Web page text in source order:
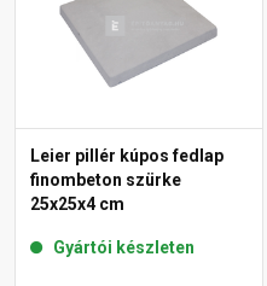
Leier pillér kúpos fedlap
finombeton szürke
25x25x4 cm
Gyártói készleten